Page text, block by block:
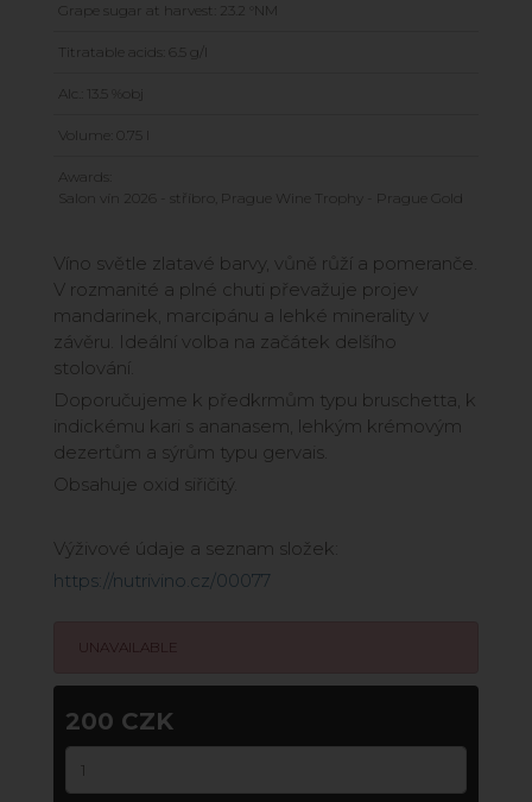
Grape sugar at harvest: 23.2 °NM
Titratable acids: 6.5 g/l
Alc.: 13.5 %obj
Volume: 0.75 l
Awards:
Salon vín 2026 - stříbro, Prague Wine Trophy - Prague Gold
Víno světle zlatavé barvy, vůně růží a pomeranče.
V rozmanité a plné chuti převažuje projev
mandarinek, marcipánu a lehké minerality v
závěru. Ideální volba na začátek delšího
stolování.
Doporučujeme k předkrmům typu bruschetta, k
indickému kari s ananasem, lehkým krémovým
dezertům a sýrům typu gervais.
Obsahuje oxid siřičitý.
Výživové údaje a seznam složek:
https://nutrivino.cz/00077
UNAVAILABLE
200 CZK